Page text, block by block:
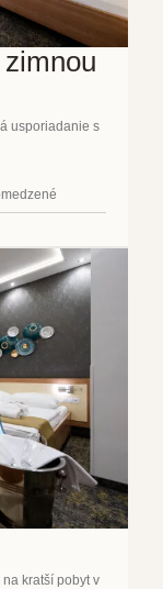
usporiadanie s
kratší pobyt v